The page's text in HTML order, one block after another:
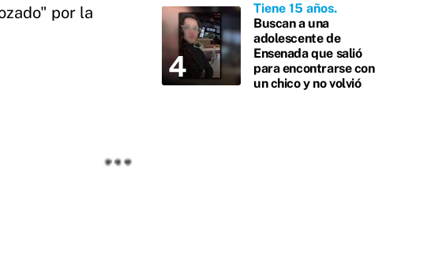
por la
Tiene 15 años
Buscan a una
adolescente de
Ensenada que salió
para encontrarse con
un chico y no volvió